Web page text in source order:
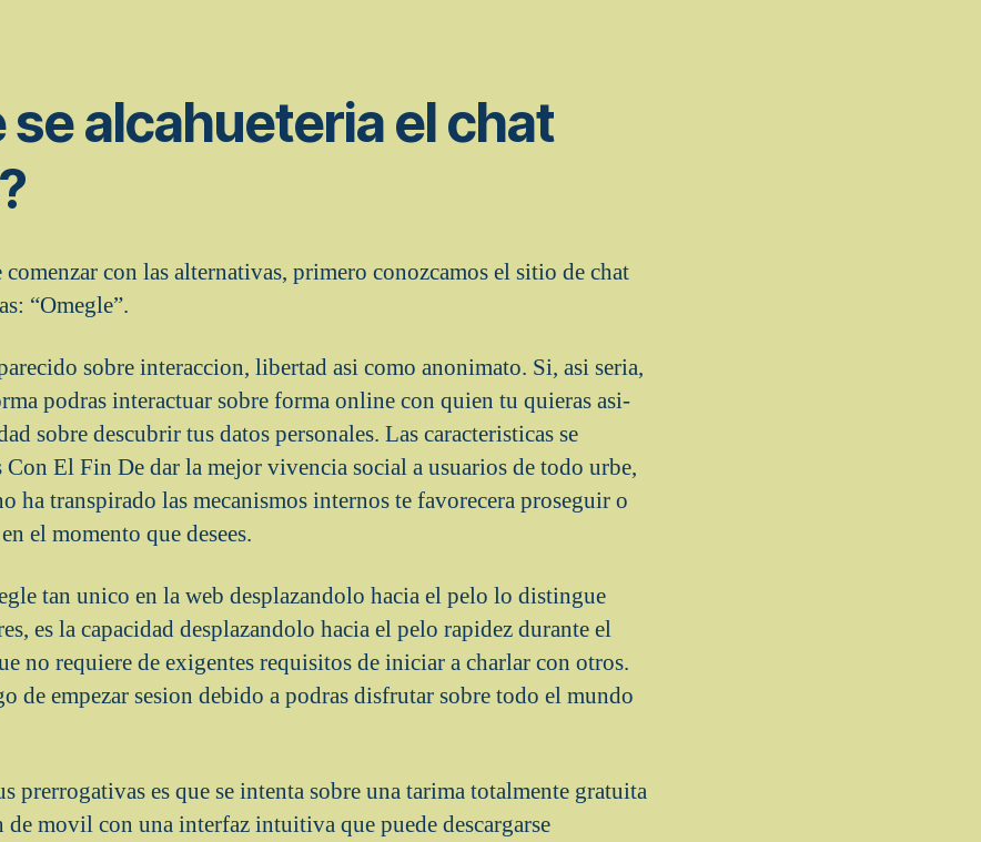
se alcahueteria el chat
con las alternativas, primero conozcamos el sitio de chat
“Omegle”.
sobre interaccion, libertad asi­ como anonimato. Si, asi seri­a,
podras interactuar sobre forma online con quien tu quieras asi­
sobre descubrir tus datos personales. Las caracteristicas se
Con El Fin De dar la mejor vivencia social a usuarios de todo urbe,
ha transpirado las mecanismos internos te favorecera proseguir o
el momento que desees.
tan unico en la web desplazandolo hacia el pelo lo distingue
es la capacidad desplazandolo hacia el pelo rapidez durante el
no requiere de exigentes requisitos de iniciar a charlar con otros.
de empezar sesion debido a podras disfrutar sobre todo el mundo
prerrogativas es que se intenta sobre una tarima totalmente gratuita
de movil con una interfaz intuitiva que puede descargarse